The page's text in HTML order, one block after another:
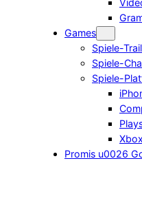
Games
Spiele-
Spiele-
Spiele-
Xbox
Promis u0026